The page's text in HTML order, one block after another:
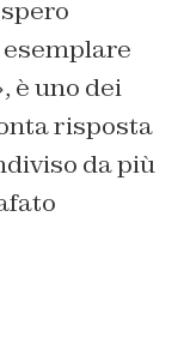
è uno dei
risposta
da più